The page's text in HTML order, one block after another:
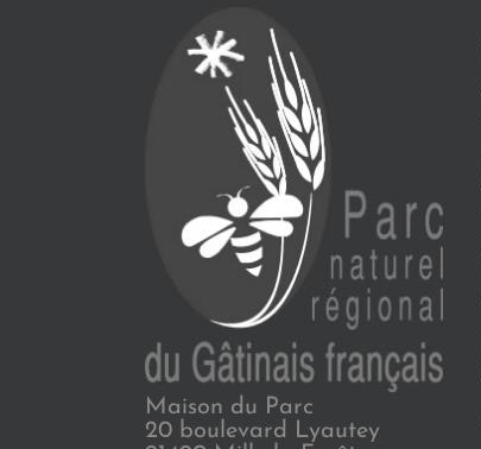
Maison du Parc
20 boulevard Lyautey